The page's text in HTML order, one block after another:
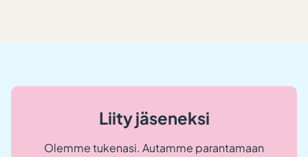
Liity jäseneksi
Olemme tukenasi. Autamme parantamaan